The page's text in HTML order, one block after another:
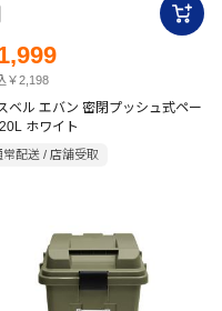
￥2,198
ベル エバン 密閉プッシュ式ペー
ホワイト
常配送 / 店舗受取